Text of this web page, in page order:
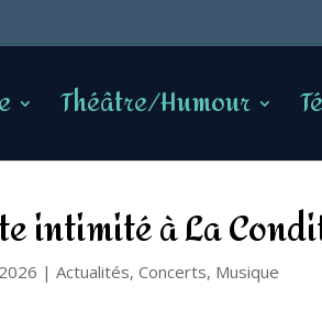
Théâtre/Humour
intimité à La
| Actualités, Concerts, Musique